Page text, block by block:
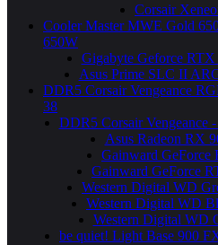
Corsair
Cooler Master MWE Gold
650W
Gigabyte Geforce
Asus Prime SLC II
DDR5 Corsair Vengeance
38
DDR5 Corsair Vengeance
Asus Radeon RX
Gainward
Gainward GeForce
Western Digital WD
Western Digital WD
Western Digital WD
be quiet! Light Base 900